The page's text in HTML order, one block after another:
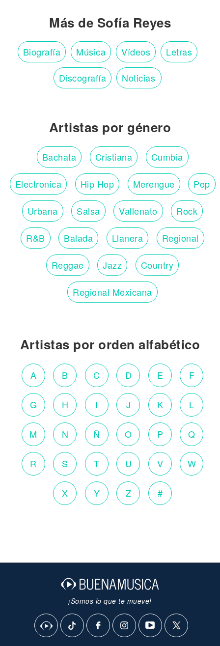
Más de Sofía Reyes
Biografía Música Vídeos Letras
Discografía Noticias
Artistas por género
Bachata Cristiana Cumbia
Electronica Hip Hop Merengue Pop
Urbana Salsa Vallenato Rock
R&B Balada Llanera Regional
Reggae Jazz Country
Regional Mexicana
Artistas por orden alfabético
A B C D E F
G H I J K L
M N Ñ O P Q
R S T U V W
X Y Z #
¡Somos lo que te mueve!